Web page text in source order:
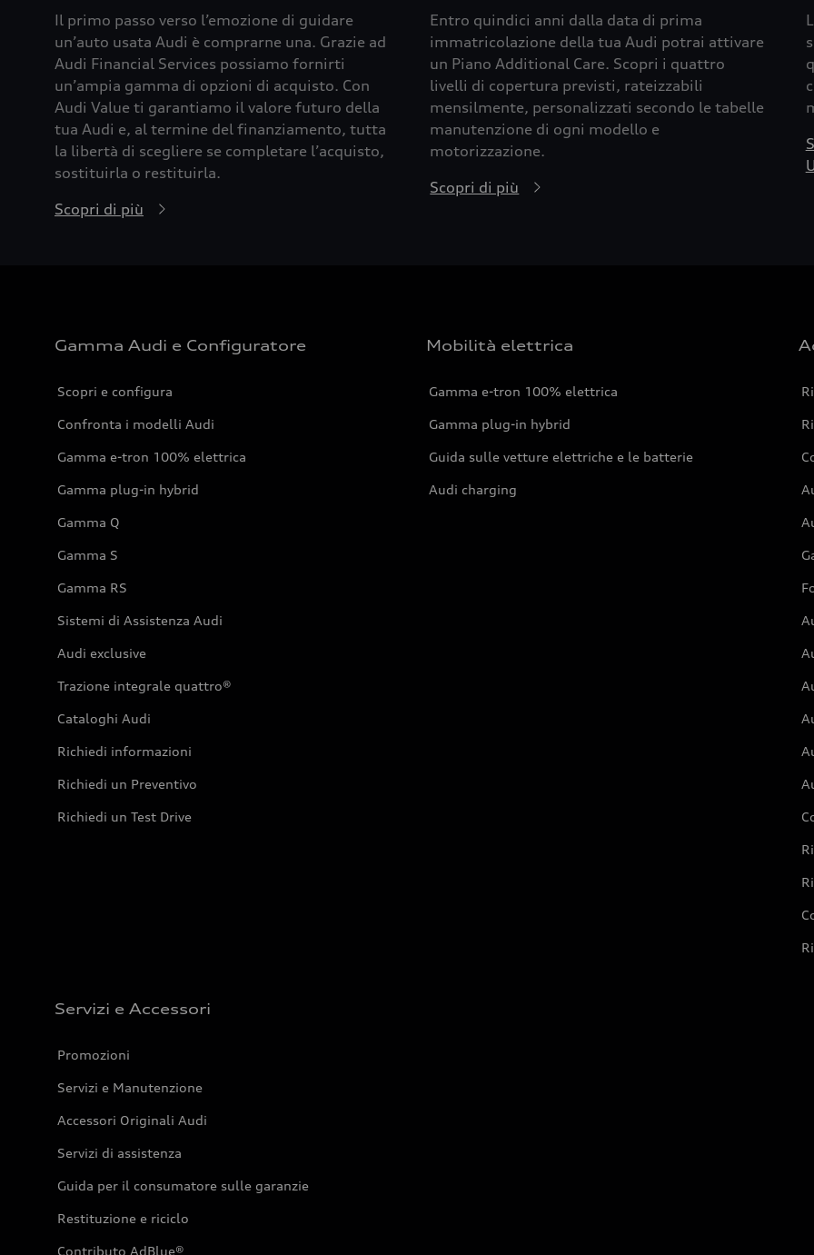
Il primo passo verso l’emozione di guidare
un’auto usata Audi è comprarne una. Grazie ad
Audi Financial Services possiamo fornirti
un’ampia gamma di opzioni di acquisto. Con
Audi Value ti garantiamo il valore futuro della
tua Audi e, al termine del finanziamento, tutta
la libertà di scegliere se completare l’acquisto,
sostituirla o restituirla.
Scopri di più
Entro quindici anni dalla data di prima
immatricolazione della tua Audi potrai attivare
un Piano Additional Care. Scopri i quattro
livelli di copertura previsti, rateizzabili
mensilmente, personalizzati secondo le tabelle
manutenzione di ogni modello e
motorizzazione.
Scopri di più
Gamma Audi e Configuratore
Scopri e configura
Confronta i modelli Audi
Gamma e-tron 100% elettrica
Gamma plug-in hybrid
Gamma Q
Gamma S
Gamma RS
Sistemi di Assistenza Audi
Audi exclusive
Trazione integrale quattro®
Cataloghi Audi
Richiedi informazioni
Richiedi un Preventivo
Richiedi un Test Drive
Mobilità elettrica
Gamma e-tron 100% elettrica
Gamma plug-in hybrid
Guida sulle vetture elettriche e le batterie
Audi charging
Servizi e Accessori
Promozioni
Servizi e Manutenzione
Accessori Originali Audi
Servizi di assistenza
Guida per il consumatore sulle garanzie
Restituzione e riciclo
Contributo AdBlue®